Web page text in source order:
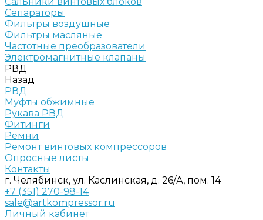
Сепараторы
Фильтры воздушные
Фильтры масляные
Частотные преобразователи
Электромагнитные клапаны
РВД
Назад
РВД
Муфты обжимные
Рукава РВД
Фитинги
Ремни
Ремонт винтовых компрессоров
Опросные листы
Контакты
г. Челябинск, ул. Каслинская, д. 26/А, пом. 14
+7 (351) 270-98-14
sale@artkompressor.ru
Личный кабинет